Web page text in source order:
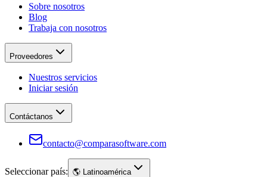
Sobre nosotros
Blog
Trabaja con nosotros
Proveedores
Nuestros servicios
Iniciar sesión
Contáctanos
contacto@comparasoftware.com
Seleccionar país: 🌎 Latinoamérica